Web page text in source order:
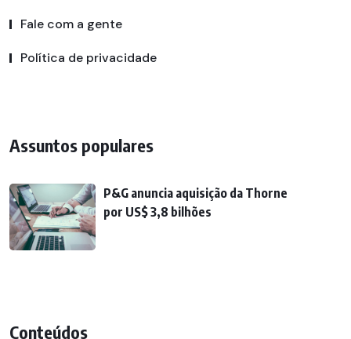
Fale com a gente
Política de privacidade
Assuntos populares
P&G anuncia aquisição da Thorne
por US$ 3,8 bilhões
Conteúdos